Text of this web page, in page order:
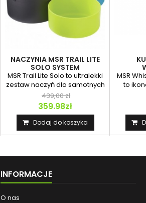
NACZYNIA MSR TRAIL LITE
SOLO SYSTEM
MSR Trail Lite Solo to ultralekki
zestaw naczyń dla samotnych
wędrowców i...
439,00 zł
359.98zł
Dodaj do koszyka
MSR
to
INFORMACJE
O nas